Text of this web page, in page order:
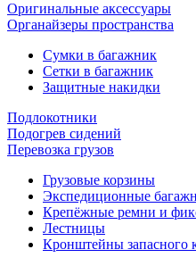
Оригинальные аксессуары
Органайзеры пространства
Сумки в багажник
Сетки в багажник
Защитные накидки
Подлокотники
Подогрев сидений
Перевозка грузов
Грузовые корзины
Экспедиционные
Крепёжные ремни и
Лестницы
Кронштейны запасного